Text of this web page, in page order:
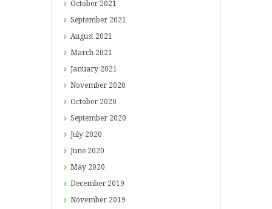
October 2021
September 2021
August 2021
March 2021
January 2021
November 2020
October 2020
September 2020
July 2020
June 2020
May 2020
December 2019
November 2019